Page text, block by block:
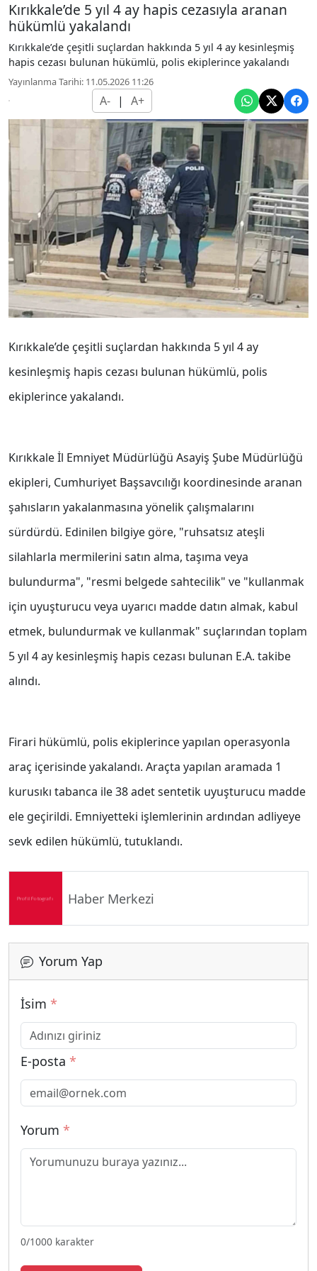
Kırıkkale’de 5 yıl 4 ay hapis cezasıyla aranan
hükümlü yakalandı
Kırıkkale’de çeşitli suçlardan hakkında 5 yıl 4 ay kesinleşmiş
hapis cezası bulunan hükümlü, polis ekiplerince yakalandı
Yayınlanma Tarihi: 11.05.2026 11:26
A- | A+
Kırıkkale’de çeşitli suçlardan hakkında 5 yıl 4 ay
kesinleşmiş hapis cezası bulunan hükümlü, polis
ekiplerince yakalandı.
Kırıkkale İl Emniyet Müdürlüğü Asayiş Şube Müdürlüğü
ekipleri, Cumhuriyet Başsavcılığı koordinesinde aranan
şahısların yakalanmasına yönelik çalışmalarını
sürdürdü. Edinilen bilgiye göre, "ruhsatsız ateşli
silahlarla mermilerini satın alma, taşıma veya
bulundurma", "resmi belgede sahtecilik" ve "kullanmak
için uyuşturucu veya uyarıcı madde datın almak, kabul
etmek, bulundurmak ve kullanmak" suçlarından toplam
5 yıl 4 ay kesinleşmiş hapis cezası bulunan E.A. takibe
alındı.
Firari hükümlü, polis ekiplerince yapılan operasyonla
araç içerisinde yakalandı. Araçta yapılan aramada 1
kurusıkı tabanca ile 38 adet sentetik uyuşturucu madde
ele geçirildi. Emniyetteki işlemlerinin ardından adliyeye
sevk edilen hükümlü, tutuklandı.
Haber Merkezi
Yorum Yap
İsim *
E-posta *
Yorum *
0/1000 karakter